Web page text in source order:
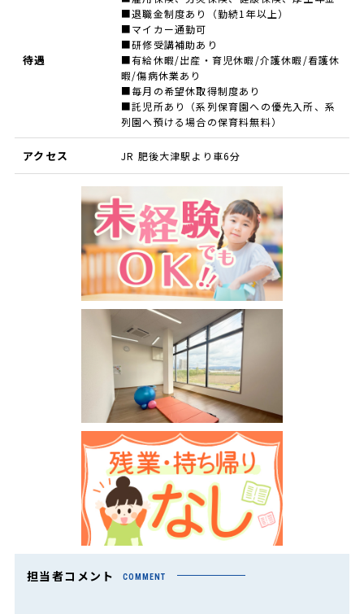
待遇
■退職金制度あり（勤続1年以上）
■マイカー通勤可
■研修受講補助あり
■有給休暇/出産・育児休暇/介護休暇/看護休
暇/傷病休業あり
■毎月の希望休取得制度あり
■託児所あり（系列保育園への優先入所、系
列園へ預ける場合の保育料無料）
アクセス JR 肥後大津駅より車6分
担当者コメント COMMENT